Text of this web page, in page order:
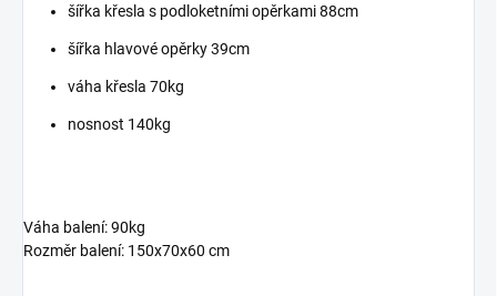
šířka křesla s podloketními opěrkami 88cm
šířka hlavové opěrky 39cm
váha křesla 70kg
nosnost 140kg
Váha balení: 90kg
Rozměr balení: 150x70x60 cm